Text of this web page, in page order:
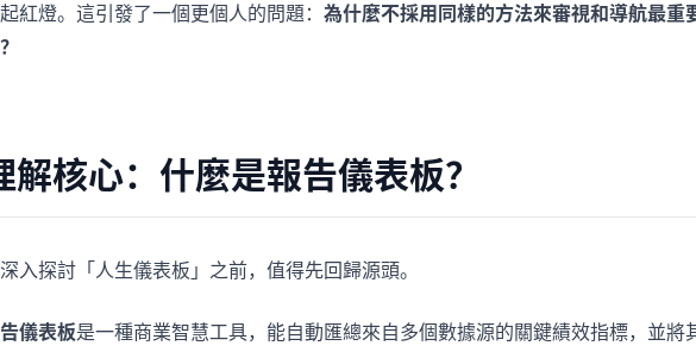
紅燈。這引發了一個更個人的問題： 為什麼不採用同樣的方法來審視和導航最
解核心：什麼是報告儀表板？
入探討「人生儀表板」之前，值得先回歸源頭。
儀表板是一種商業智慧工具，能自動匯總來自多個數據源的關鍵績效指標，並